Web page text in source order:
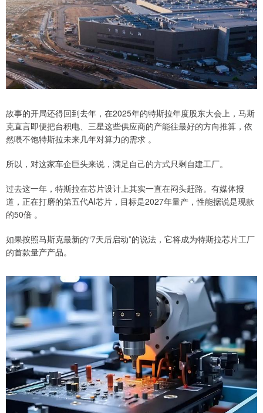
故事的开局还得回到去年，在2025年的特斯拉年度股东大会上，马斯
克直言即便把台积电、三星这些供应商的产能往最好的方向推算，依
然喂不饱特斯拉未来几年对算力的需求 。
所以，对这家车企巨头来说，满足自己的方式只剩自建工厂。
过去这一年，特斯拉在芯片设计上其实一直在闷头赶路。有媒体报
道，正在打磨的第五代AI芯片，目标是2027年量产，性能据说是现款
的50倍 。
如果按照马斯克最新的“7天后启动”的说法，它将成为特斯拉芯片工厂
的首款量产产品。